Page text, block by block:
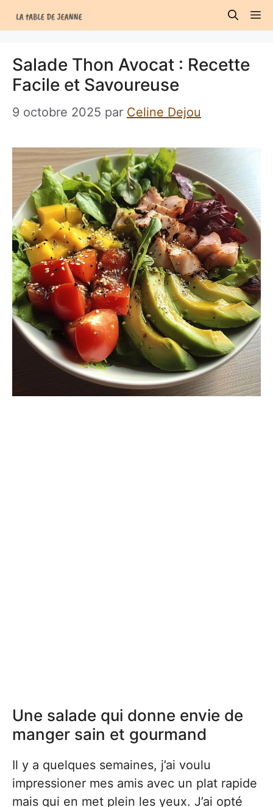
au
Salade Thon Avocat : Recette
Facile et Savoureuse
9 octobre 2025 par Celine Dejou
Une salade qui donne envie de
manger sain et gourmand
Il y a quelques semaines, j’ai voulu
impressioner mes amis avec un plat rapide
mais qui en met plein les yeux. J’ai opté